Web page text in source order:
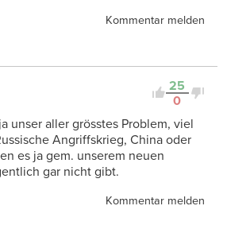
Kommentar melden
25
0
unser aller grösstes Problem, viel
Angriffskrieg, China oder
es ja gem. unserem neuen
gar nicht gibt.
Kommentar melden